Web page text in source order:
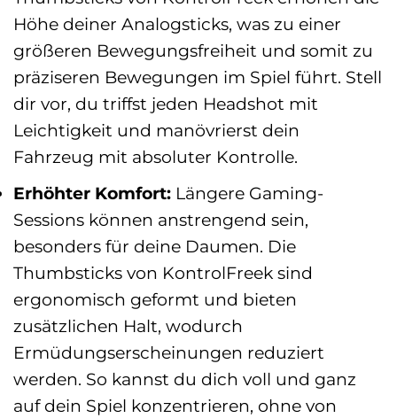
Höhe deiner Analogsticks, was zu einer
größeren Bewegungsfreiheit und somit zu
präziseren Bewegungen im Spiel führt. Stell
dir vor, du triffst jeden Headshot mit
Leichtigkeit und manövrierst dein
Fahrzeug mit absoluter Kontrolle.
Erhöhter Komfort: Längere Gaming-
Sessions können anstrengend sein,
besonders für deine Daumen. Die
Thumbsticks von KontrolFreek sind
ergonomisch geformt und bieten
zusätzlichen Halt, wodurch
Ermüdungserscheinungen reduziert
werden. So kannst du dich voll und ganz
auf dein Spiel konzentrieren, ohne von